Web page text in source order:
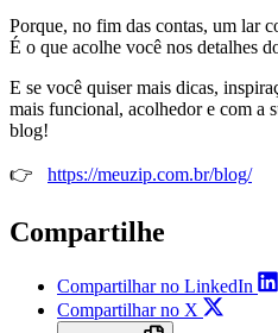
Porque, no fim das contas, um lar
É o que acolhe você nos detalhes
E se você quiser mais dicas,
mais funcional, acolhedor e com a
blog!
👉 https://meuzip.com.br/blog/
Compartilhe
Compartilhar no LinkedIn
Compartilhar no X